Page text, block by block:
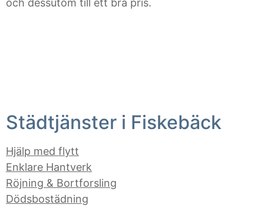
och dessutom till ett bra pris.
Städtjänster i Fiskebäck
Hjälp med flytt
Enklare Hantverk
Röjning & Bortforsling
Dödsbostädning